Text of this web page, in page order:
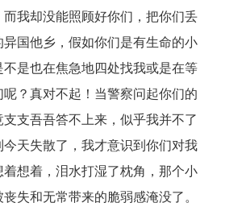
我却没能照顾好你们，把你们丢
国他乡，假如你们是有生命的小
是也在焦急地四处找我或是在等
？真对不起！当警察问起你们的
支吾吾答不上来，似乎我并不了
天失散了，我才意识到你们对我
想着，泪水打湿了枕角，那个小
失和无常带来的脆弱感淹没了。